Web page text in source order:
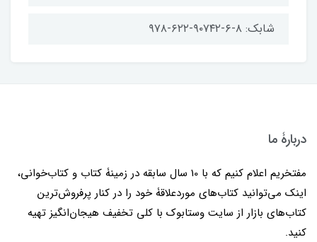
شابک: ۸-۶-۹۰۷۴۲-۶۲۲-۹۷۸
دربارۀ ما
مفتخریم اعلام کنیم که با 10 سال سابقه در زمینۀ کتاب و کتاب‌خوانی،
اینک می‌توانید کتاب‌های موردعلاقۀ خود را در کنار پرفروش‌ترین
کتاب‌های بازار از سایت وستابوک با کلی تخفیف هیجان‌انگیز تهیه
کنید.